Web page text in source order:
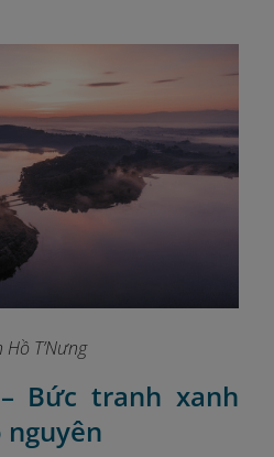
Hồ T’Nưng
Bức tranh xanh